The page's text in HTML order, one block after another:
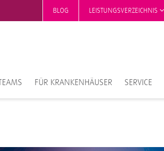
BLOG LEISTUNGSVERZEICHNIS
FÜR KRANKENHÄUSER SERVICE